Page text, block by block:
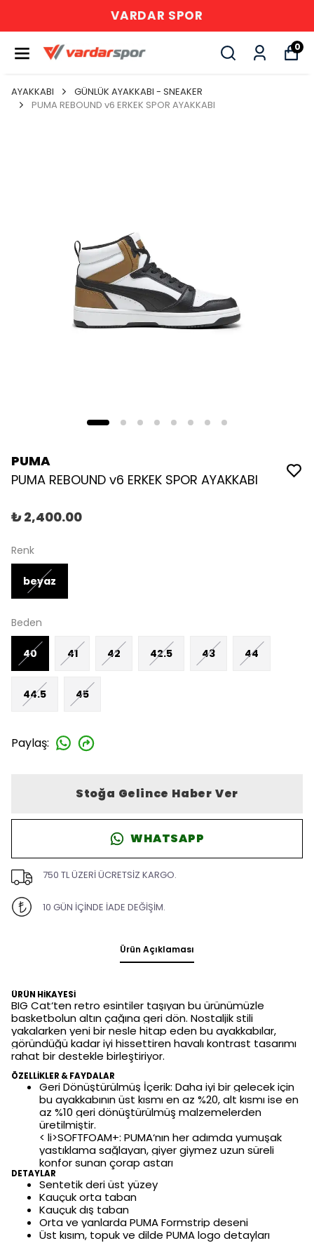
VARDAR SPOR
0
AYAKKABI
GÜNLÜK AYAKKABI - SNEAKER
PUMA REBOUND v6 ERKEK SPOR AYAKKABI
PUMA
PUMA REBOUND v6 ERKEK SPOR AYAKKABI
₺ 2,400.00
Renk
beyaz
Beden
40 41 42 42.5 43 44
44.5 45
Paylaş:
Stoğa Gelince Haber Ver
WHATSAPP
750 TL ÜZERİ ÜCRETSİZ KARGO.
10 GÜN İÇİNDE İADE DEĞİŞİM.
Ürün Açıklaması
ÜRÜN HİKAYESİ
BIG Cat‘ten retro esintiler taşıyan bu ürünümüzle
basketbolun altın çağına geri dön. Nostaljik stili
yakalarken yeni bir nesle hitap eden bu ayakkabılar,
göründüğü kadar iyi hissettiren havalı kontrast tasarımı
rahat bir destekle birleştiriyor.
ÖZELLİKLER & FAYDALAR
Geri Dönüştürülmüş İçerik: Daha iyi bir gelecek için
bu ayakkabının üst kısmı en az %20, alt kısmı ise en
az %10 geri dönüştürülmüş malzemelerden
üretilmiştir.
< li>SOFTFOAM+: PUMA‘nın her adımda yumuşak
yastıklama sağlayan, giyer giymez uzun süreli
konfor sunan çorap astarı
DETAYLAR
Sentetik deri üst yüzey
Kauçuk orta taban
Kauçuk dış taban
Orta ve yanlarda PUMA Formstrip deseni
Üst kısım, topuk ve dilde PUMA logo detayları